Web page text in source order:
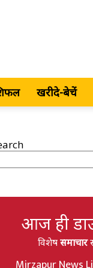
खरीदे-बेचें
आज ही
विशेषसमाचार